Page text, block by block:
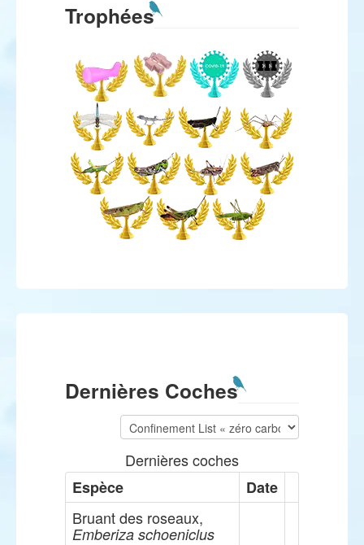
Trophées
Dernières Coches
Dernières coches
Espèce
Date
Bruant des roseaux,
Emberiza schoeniclus